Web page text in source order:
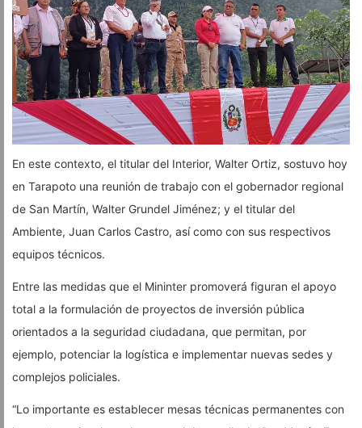
En este contexto, el titular del Interior, Walter Ortiz, sostuvo hoy
en Tarapoto una reunión de trabajo con el gobernador regional
de San Martín, Walter Grundel Jiménez; y el titular del
Ambiente, Juan Carlos Castro, así como con sus respectivos
equipos técnicos.
Entre las medidas que el Mininter promoverá figuran el apoyo
total a la formulación de proyectos de inversión pública
orientados a la seguridad ciudadana, que permitan, por
ejemplo, potenciar la logística e implementar nuevas sedes y
complejos policiales.
“Lo importante es establecer mesas técnicas permanentes con